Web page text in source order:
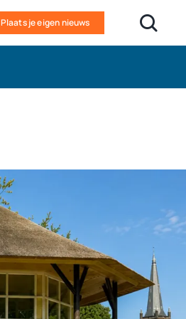
Plaats je eigen nieuws